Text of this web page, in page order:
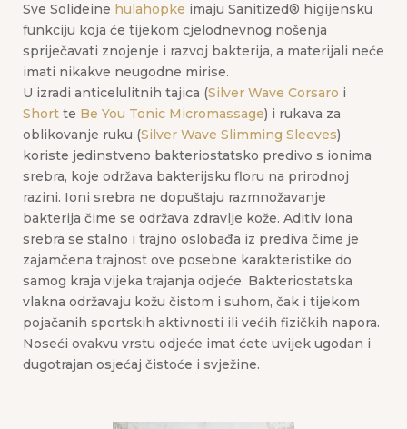
Sve Solideine hulahopke imaju Sanitized® higijensku
funkciju koja će tijekom cjelodnevnog nošenja
spriječavati znojenje i razvoj bakterija, a materijali neće
imati nikakve neugodne mirise.
U izradi anticelulitnih tajica (Silver Wave Corsaro i
Short te Be You Tonic Micromassage) i rukava za
oblikovanje ruku (Silver Wave Slimming Sleeves)
koriste jedinstveno bakteriostatsko predivo s ionima
srebra, koje održava bakterijsku floru na prirodnoj
razini. Ioni srebra ne dopuštaju razmnožavanje
bakterija čime se održava zdravlje kože. Aditiv iona
srebra se stalno i trajno oslobađa iz prediva čime je
zajamčena trajnost ove posebne karakteristike do
samog kraja vijeka trajanja odjeće. Bakteriostatska
vlakna održavaju kožu čistom i suhom, čak i tijekom
pojačanih sportskih aktivnosti ili većih fizičkih napora.
Noseći ovakvu vrstu odjeće imat ćete uvijek ugodan i
dugotrajan osjećaj čistoće i svježine.